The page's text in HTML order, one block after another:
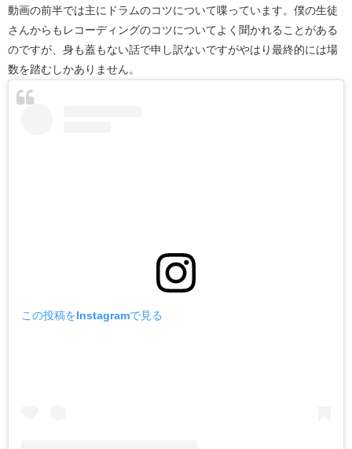
動画の前半では主にドラムのコツについて喋っています。 僕の生徒
さんからもレコーディングのコツについてよく聞かれるこ とがある
のですが、 身も蓋もない話で申し訳ないですがやはり最終的には場
数を踏むしかありません。
この投稿をInstagramで見る